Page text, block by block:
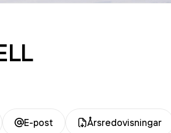
E-post Årsredovisningar